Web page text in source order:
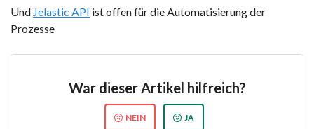
Und Jelastic API ist offen für die Automatisierung der
Prozesse
War dieser Artikel hilfreich?
NEIN JA